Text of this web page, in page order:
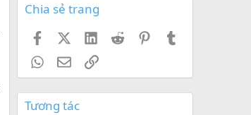
Chia sẻ trang
FacebookX (Twitter)
LinkedIn
Reddit Pinterest
WhatsApp
EmailLink
Tương tác